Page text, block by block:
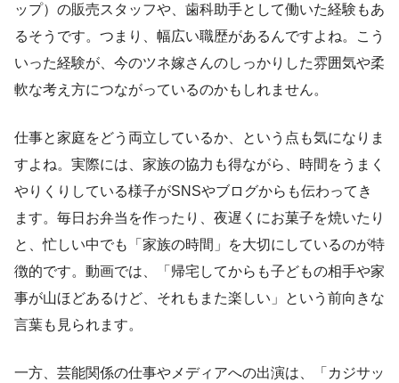
ップ）の販売スタッフや、歯科助手として働いた経験もあ
るそうです。つまり、幅広い職歴があるんですよね。こう
いった経験が、今のツネ嫁さんのしっかりした雰囲気や柔
軟な考え方につながっているのかもしれません。
仕事と家庭をどう両立しているか、という点も気になりま
すよね。実際には、家族の協力も得ながら、時間をうまく
やりくりしている様子がSNSやブログからも伝わってき
ます。毎日お弁当を作ったり、夜遅くにお菓子を焼いたり
と、忙しい中でも「家族の時間」を大切にしているのが特
徴的です。動画では、「帰宅してからも子どもの相手や家
事が山ほどあるけど、それもまた楽しい」という前向きな
言葉も見られます。
一方、芸能関係の仕事やメディアへの出演は、「カジサッ